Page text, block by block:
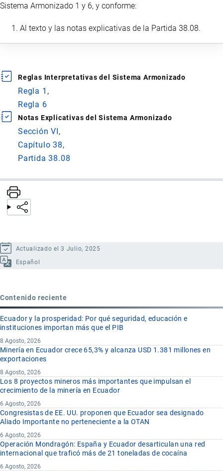
Sistema Armonizado 1 y 6, y conforme:
Al texto y las notas explicativas de la Partida 38.08.
Reglas Interpretativas del Sistema Armonizado
Regla 1
Regla 6
Notas Explicativas del Sistema Armonizado
Sección VI
Capítulo 38
Partida 38.08
Actualizado el 3 Julio, 2025
Español
Contenido reciente
Ecuador y la prosperidad: Por qué seguridad, educación e
instituciones importan más que el PIB
8 Agosto, 2026
Minería en Ecuador crece 65,3% y alcanza USD 1.381 millones en
exportaciones
8 Agosto, 2026
Los 8 proyectos mineros más importantes que impulsan el
crecimiento de la minería en Ecuador
6 Agosto, 2026
Congresistas de EE. UU. proponen que Ecuador sea designado
Aliado Importante no perteneciente a la OTAN
6 Agosto, 2026
Operación Mondragón: España y Ecuador desarticulan una red
internacional que traficó más de 21 toneladas de cocaína
6 Agosto, 2026